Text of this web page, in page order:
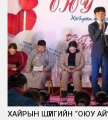
ХАЙРЫН ШҮЛГИЙН “ОЮУ